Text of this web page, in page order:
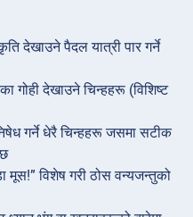
देखाउने पैदल यात्री पार गर्ने
गोही देखाउने चिन्हहरू (विशिष्ट
गर्ने धेरै चिन्हहरू जसमा सटीक
मूस!” विशेष गरी ठोस वन्यजन्तुको